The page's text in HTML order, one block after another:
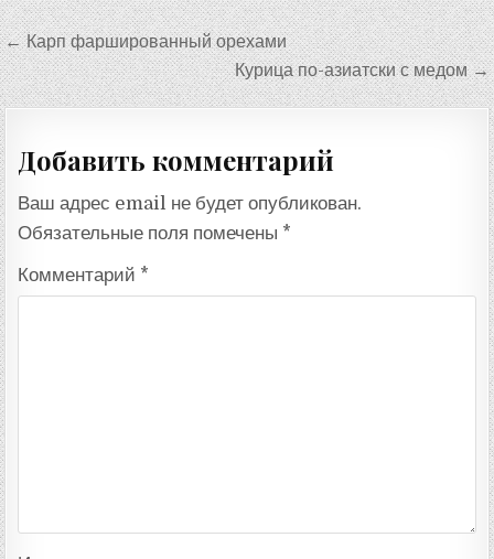
Навигация
по
записям
← Карп фаршированный орехами
Курица по-азиатски с медом →
Добавить комментарий
Ваш адрес email не будет опубликован.
Обязательные поля помечены *
Комментарий *